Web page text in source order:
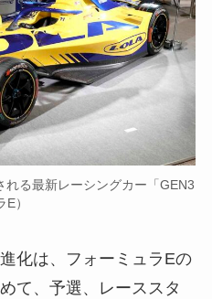
る最新レーシングカー「GEN3
）
化は、フォーミュラEの
て、予選、レーススタ